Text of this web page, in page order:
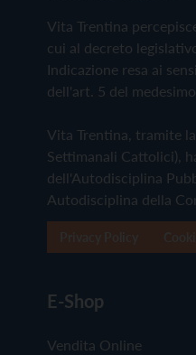
Vita Trentina
cui al decreto
Indicazione resa ai
dell'art. 5 del
Vita Trentina, tramite
Settimanali Cattolici),
dell'Autodisciplina
Autodisciplina della
E-Shop
Vendita Online